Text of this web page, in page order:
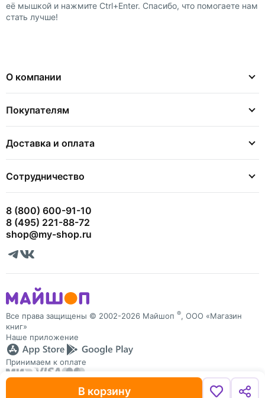
В корзину
её мышкой и нажмите Ctrl+Enter. Спасибо, что помогаете нам
стать лучше!
О компании
Покупателям
Доставка и оплата
Сотрудничество
8 (800) 600-91-10
8 (495) 221-88-72
shop@my-shop.ru
Все права защищены © 2002-2026 Майшоп ®, ООО «Магазин
книг»
Наше приложение
Принимаем к оплате